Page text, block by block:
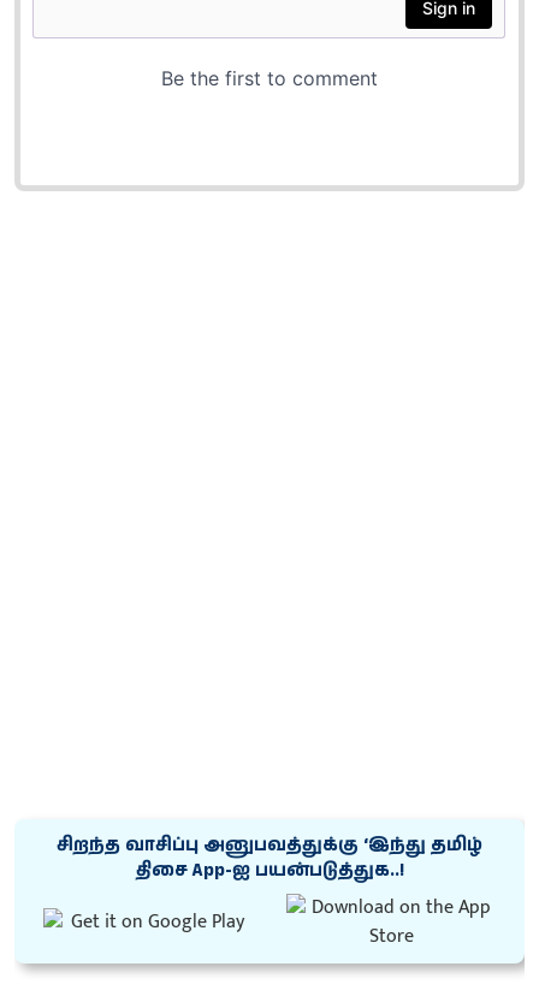
சிறந்த வாசிப்பு அனுபவத்துக்கு ‘இந்து தமிழ்
திசை App-ஐ பயன்படுத்துக..!